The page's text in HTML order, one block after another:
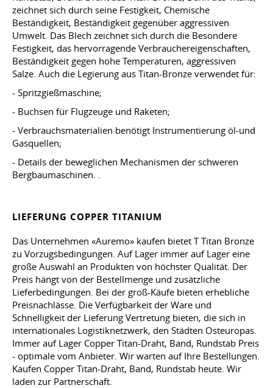
zeichnet sich durch seine Festigkeit, Chemische
Beständigkeit, Beständigkeit gegenüber aggressiven
Umwelt. Das Blech zeichnet sich durch die Besondere
Festigkeit, das hervorragende Verbrauchereigenschaften,
Beständigkeit gegen hohe Temperaturen, aggressiven
Salze. Auch die Legierung aus Titan-Bronze verwendet für:
- Spritzgießmaschine;
- Buchsen für Flugzeuge und Raketen;
- Verbrauchsmaterialien benötigt Instrumentierung öl-und
Gasquellen;
- Details der beweglichen Mechanismen der schweren
Bergbaumaschinen. .
LIEFERUNG COPPER TITANIUM
Das Unternehmen «Auremo» kaufen bietet T Titan Bronze
zu Vorzugsbedingungen. Auf Lager immer auf Lager eine
große Auswahl an Produkten von höchster Qualität. Der
Preis hängt von der Bestellmenge und zusätzliche
Lieferbedingungen. Bei der groß-Käufe bieten erhebliche
Preisnachlässe. Die Verfügbarkeit der Ware und
Schnelligkeit der Lieferung Vertretung bieten, die sich in
internationales Logistiknetzwerk, den Städten Osteuropas.
Immer auf Lager Copper Titan-Draht, Band, Rundstab Preis
- optimale vom Anbieter. Wir warten auf Ihre Bestellungen.
Kaufen Copper Titan-Draht, Band, Rundstab heute. Wir
laden zur Partnerschaft.